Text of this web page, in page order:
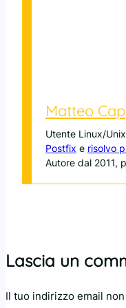
Matteo
Utente Linux/
Postfix e risolvo
Autore dal 2011,
Lascia un
Il tuo indirizzo email